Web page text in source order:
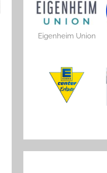
Eigenheim Union